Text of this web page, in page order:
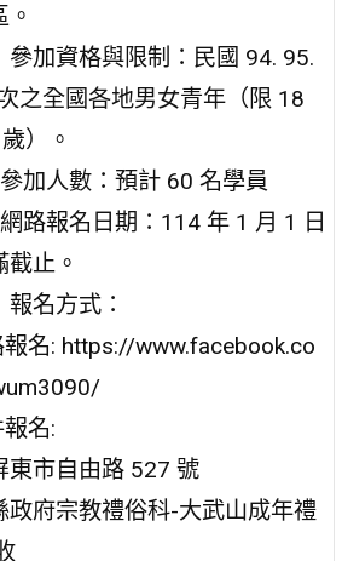
參加資格與限制：民國 94. 95.
之全國各地男女青年（限 18
）。
加人數：預計 60 名學員
路報名日期：114 年 1 月 1 日
截止。
報名方式：
報名: https://www.facebook.co
名:
東市自由路 527 號
政府宗教禮俗科-大武山成年禮